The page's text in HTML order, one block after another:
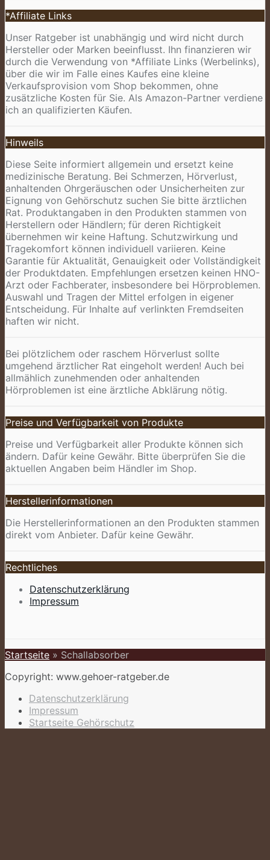
*Affiliate Links
Unser Ratgeber ist unabhängig und wird nicht durch
Hersteller oder Marken beeinflusst. Ihn finanzieren wir
durch die Verwendung von *Affiliate Links (Werbelinks),
über die wir im Falle eines Kaufes eine kleine
Verkaufsprovision vom Shop bekommen, ohne
zusätzliche Kosten für Sie. Als Amazon-Partner verdiene
ich an qualifizierten Käufen.
Hinweils
Diese Seite informiert allgemein und ersetzt keine
medizinische Beratung. Bei Schmerzen, Hörverlust,
anhaltenden Ohrgeräuschen oder Unsicherheiten zur
Eignung von Gehörschutz suchen Sie bitte ärztlichen
Rat. Produktangaben in den Produkten stammen von
Herstellern oder Händlern; für deren Richtigkeit
übernehmen wir keine Haftung. Schutzwirkung und
Tragekomfort können individuell variieren. Keine
Garantie für Aktualität, Genauigkeit oder Vollständigkeit
der Produktdaten. Empfehlungen ersetzen keinen HNO-
Arzt oder Fachberater, insbesondere bei Hörproblemen.
Auswahl und Tragen der Mittel erfolgen in eigener
Entscheidung. Für Inhalte auf verlinkten Fremdseiten
haften wir nicht.
Bei plötzlichem oder raschem Hörverlust sollte
umgehend ärztlicher Rat eingeholt werden! Auch bei
allmählich zunehmenden oder anhaltenden
Hörproblemen ist eine ärztliche Abklärung nötig.
Preise und Verfügbarkeit von Produkte
Preise und Verfügbarkeit aller Produkte können sich
ändern. Dafür keine Gewähr. Bitte überprüfen Sie die
aktuellen Angaben beim Händler im Shop.
Herstellerinformationen
Die Herstellerinformationen an den Produkten stammen
direkt vom Anbieter. Dafür keine Gewähr.
Rechtliches
Datenschutzerklärung
Impressum
Startseite » Schallabsorber
Copyright: www.gehoer-ratgeber.de
Datenschutzerklärung
Impressum
Startseite Gehörschutz